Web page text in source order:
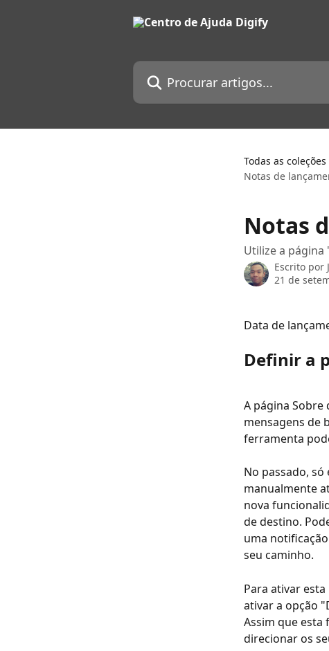
Procurar artigos...
Todas as coleções
Notas de
Notas
Utilize a
Escrito por
21 de
Data de
Definir a
A página Sobre
mensagens de
ferramenta
No passado,
manualmente
nova
de destino.
uma
seu caminho.
Para ativar
ativar a opção
Assim que esta
direcionar os